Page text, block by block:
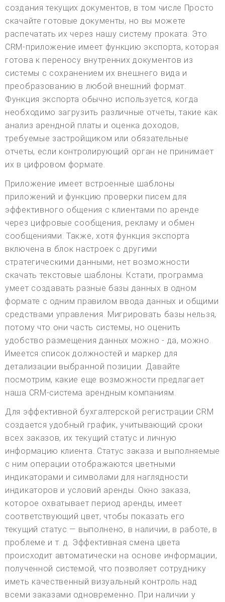
создания текущих документов, в том числе Просто
скачайте готовые документы, но вы можете
распечатать их через нашу систему проката. Это
CRM-приложение имеет функцию экспорта, которая
готова к переносу внутренних документов из
системы с сохранением их внешнего вида и
преобразованию в любой внешний формат.
Функция экспорта обычно используется, когда
необходимо загрузить различные отчеты, такие как
анализ арендной платы и оценка доходов,
требуемые застройщиком или обязательные
отчеты, если контролирующий орган не принимает
их в цифровом формате.
Приложение имеет встроенные шаблоны
приложений и функцию проверки писем для
эффективного общения с клиентами по аренде
через цифровые сообщения, рекламу и обмен
сообщениями. Также, хотя функция экспорта
включена в блок настроек с другими
стратегическими данными, нет возможности
скачать текстовые шаблоны. Кстати, программа
умеет создавать разные базы данных в одном
формате с одним правилом ввода данных и общими
средствами управления. Мигрировать базы нельзя,
потому что они часть системы, но оценить
удобство размещения данных можно - да, можно.
Имеется список должностей и маркер для
детализации выбранной позиции. Давайте
посмотрим, какие еще возможности предлагает
наша CRM-система арендным компаниям.
Для эффективной бухгалтерской регистрации CRM
создается удобный график, учитывающий сроки
всех заказов, их текущий статус и личную
информацию клиента. Статус заказа и выполняемые
с ним операции отображаются цветными
индикаторами и символами для наглядности
индикаторов и условий аренды. Окно заказа,
которое охватывает период аренды, имеет
соответствующий цвет, чтобы показать его
текущий статус — выполнено, в наличии, в работе, в
проблеме и т. д. Эффективная смена цвета
происходит автоматически на основе информации,
полученной системой, что позволяет сотруднику
иметь качественный визуальный контроль над
всеми заказами одновременно. При наличии у